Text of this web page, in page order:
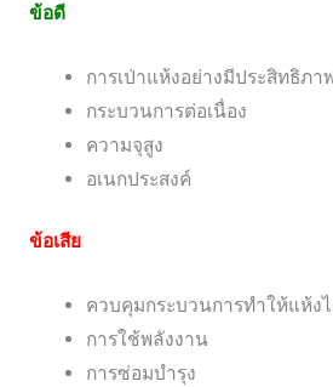
ข้อดี
การเป่าแห้งอย่างมีประสิทธิภา
กระบวนการต่อเนื่อง
ความจุสูง
อเนกประสงค์
ข้อเสีย
ควบคุมกระบวนการทำให้แห้ง
การใช้พลังงาน
การซ่อมบำรุง